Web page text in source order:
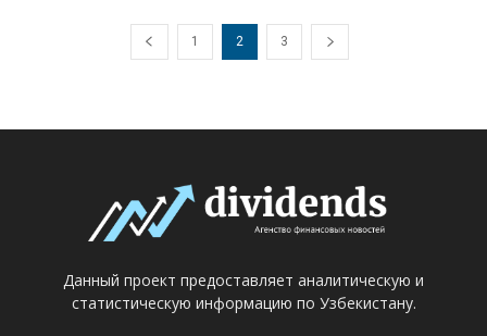
1 2 3
Данный проект предоставляет аналитическую и
статистическую информацию по Узбекистану.